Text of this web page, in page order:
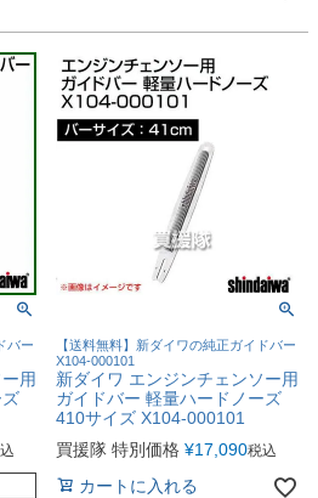
バー
用
【送料無料】新ダイワの純正ガイドバー
X104-000101
新ダイワ エンジンチェンソー用
ガイドバー 軽量ハードノーズ
410サイズ X104-000101
買援隊 特別価格 ¥17,090税込
カートに入れる